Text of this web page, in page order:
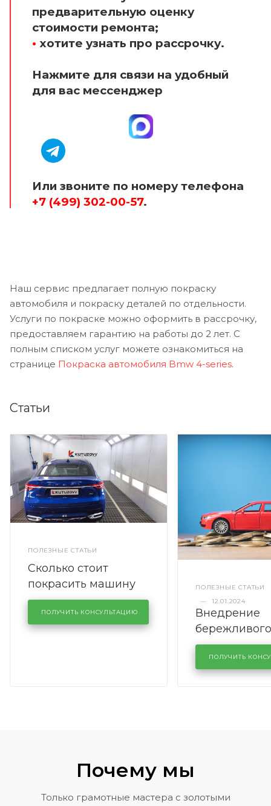
предварительную оценку
стоимости ремонта;
• хотите узнать про рассрочку.
Нажмите для связи на удобный
для вас мессенджер
Или звоните по номеру телефона
+7 (499) 302-00-57.
Наш сервис предлагает полную покраску
автомобиля и покраску деталей по отдельности.
Услуги по покраске можно оформить в рассрочку,
предоставляем гарантию на работы до 2 лет. С
полным списком услуг можете ознакомиться на
странице Покраска автомобиля Bmw 4-series.
Статьи
ПОЛЕЗНЫЕ СТАТЬИ
Сколько стоит
покрасить машину
полностью
ПОЛУЧИТЬ КОНСУЛЬТАЦИЮ
ПОЛЕЗНЫЕ СТАТЬИ
—
12.01.2024
Внедрение
бережливого
кузовном
KUTUZOVV
ПОЛУЧИТЬ
Почему мы
Только грамотные мастера с золотыми